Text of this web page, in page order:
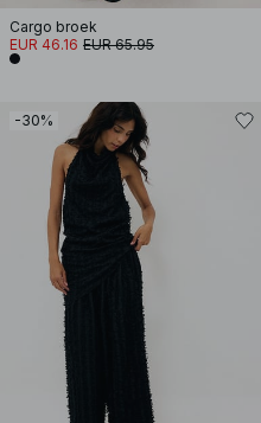
Cargo broek
EUR 46.16 EUR 65.95
-30%